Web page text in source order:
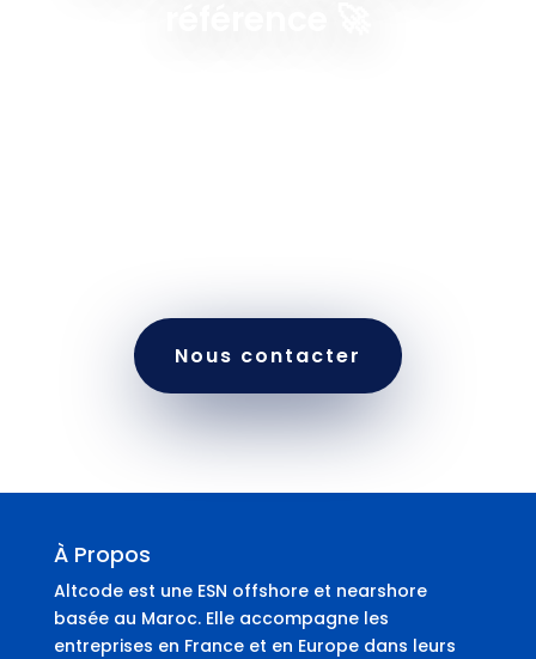
Nous contacter
À Propos
Altcode est une ESN offshore et nearshore
basée au Maroc. Elle accompagne les
entreprises en France et en Europe dans leurs